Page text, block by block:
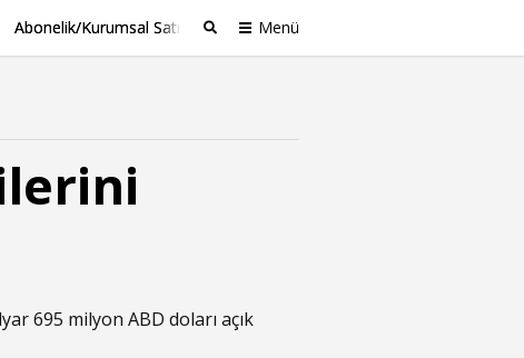
Abonelik/Kurumsal Satış Menü
695 milyon ABD doları açık